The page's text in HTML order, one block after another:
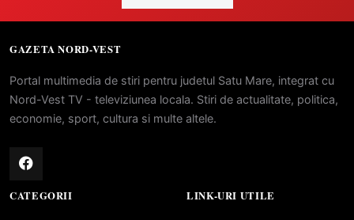
GAZETA NORD-VEST
Portal multimedia de stiri pentru judetul Satu Mare, integrat cu
Nord-Vest TV - televiziunea locala. Stiri de actualitate, politica,
economie, sport, cultura si multe altele.
CATEGORII LINK-URI UTILE